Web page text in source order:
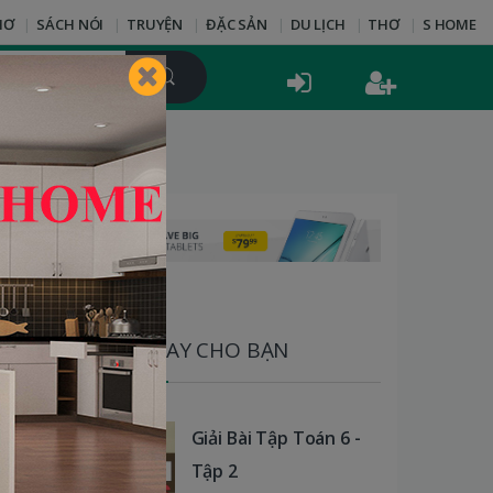
SÁCH NÓI TRUYỆN ĐẶC SẢN DU LỊCH THƠ S HOME
SÁCH HAY CHO BẠN
Giải Bài Tập Toán 6 -
Tập 2